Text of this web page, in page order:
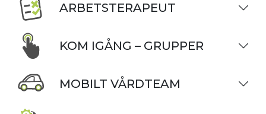
ARBETSTERAPEUT
KOM IGÅNG – GRUPPER
MOBILT VÅRDTEAM